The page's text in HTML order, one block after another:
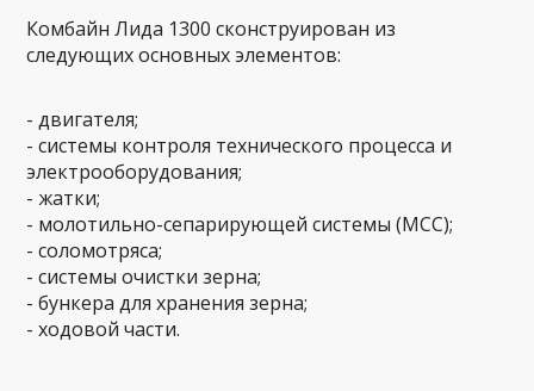
Комбайн Лида 1300 сконструирован из
следующих основных элементов:
- двигателя;
- системы контроля технического процесса и
электрооборудования;
- жатки;
- молотильно-сепарирующей системы (МСС);
- соломотряса;
- системы очистки зерна;
- бункера для хранения зерна;
- ходовой части.